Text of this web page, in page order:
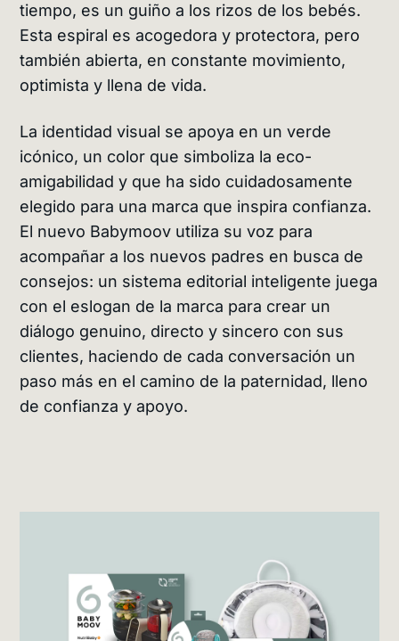
tiempo, es un guiño a los rizos de los bebés.
Esta espiral es acogedora y protectora, pero
también abierta, en constante movimiento,
optimista y llena de vida.
La identidad visual se apoya en un verde
icónico, un color que simboliza la eco-
amigabilidad y que ha sido cuidadosamente
elegido para una marca que inspira confianza.
El nuevo Babymoov utiliza su voz para
acompañar a los nuevos padres en busca de
consejos: un sistema editorial inteligente juega
con el eslogan de la marca para crear un
diálogo genuino, directo y sincero con sus
clientes, haciendo de cada conversación un
paso más en el camino de la paternidad, lleno
de confianza y apoyo.